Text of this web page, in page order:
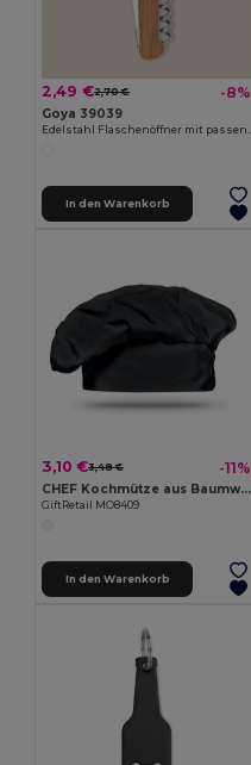
2,49 €2,70 € -8%
Goya 39039
Edelstahl
In den Warenkorb
3,10 €3,48 € -11%
CHEF Kochmütze aus Baumwolle 130g/m²
GiftRetail MO8409
In den Warenkorb